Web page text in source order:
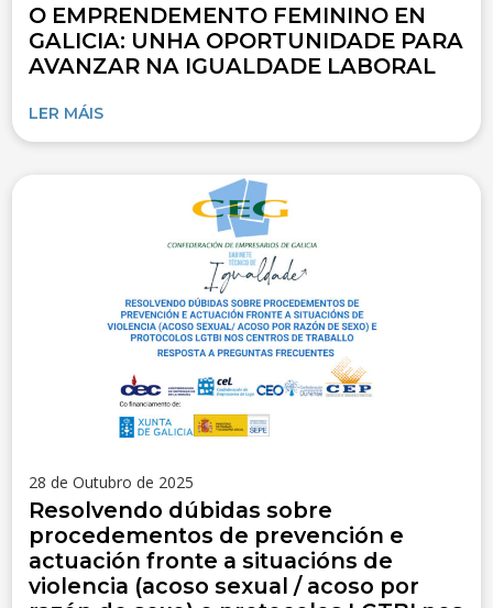
O EMPRENDEMENTO FEMININO EN
GALICIA: UNHA OPORTUNIDADE PARA
AVANZAR NA IGUALDADE LABORAL
LER MÁIS
28 de Outubro de 2025
Resolvendo dúbidas sobre
procedementos de prevención e
actuación fronte a situacións de
violencia (acoso sexual / acoso por